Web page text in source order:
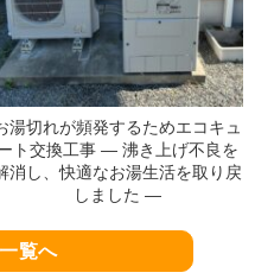
湯切れが頻発するためエコキュ
ト交換工事 ― 沸き上げ不良を
消し、快適なお湯生活を取り戻
しました ―
覧へ